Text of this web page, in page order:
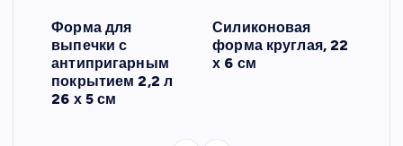
Форма для
выпечки с
антипригарным
покрытием 2,2 л
26 х 5 см
Силиконовая
форма круглая, 22
х 6 см